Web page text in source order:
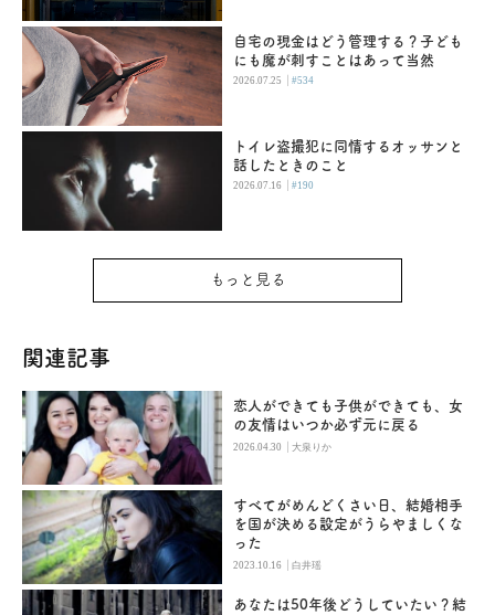
自宅の現金はどう管理する？子ども
にも魔が刺すことはあって当然
2026.07.25 |#534
トイレ盗撮犯に同情するオッサンと
話したときのこと
2026.07.16 |#190
もっと見る
関連記事
恋人ができても子供ができても、女
の友情はいつか必ず元に戻る
2026.04.30 |大泉りか
すべてがめんどくさい日、結婚相手
を国が決める設定がうらやましくな
った
2023.10.16 |白井瑶
あなたは50年後どうしていたい？結